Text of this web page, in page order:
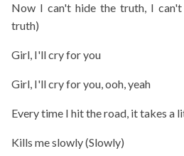
Now I can't hide the truth, I
truth)
Girl, I'll cry for you
Girl, I'll cry for you, ooh, yeah
Every time I hit the road, it takes a
Kills me slowly (Slowly)